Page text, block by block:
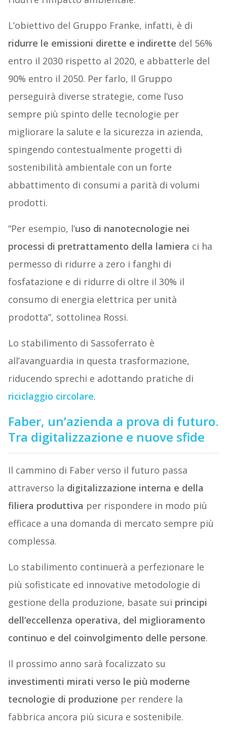
L’obiettivo del Gruppo Franke, infatti, è di
ridurre le emissioni dirette e indirette del 56%
entro il 2030 rispetto al 2020, e abbatterle del
90% entro il 2050. Per farlo, Il Gruppo
perseguirà diverse strategie, come l’uso
sempre più spinto delle tecnologie per
migliorare la salute e la sicurezza in azienda,
spingendo contestualmente progetti di
sostenibilità ambientale con un forte
abbattimento di consumi a parità di volumi
prodotti.
“Per esempio, l’uso di nanotecnologie nei
processi di pretrattamento della lamiera ci ha
permesso di ridurre a zero i fanghi di
fosfatazione e di ridurre di oltre il 30% il
consumo di energia elettrica per unità
prodotta”, sottolinea Rossi.
Lo stabilimento di Sassoferrato è
all’avanguardia in questa trasformazione,
riducendo sprechi e adottando pratiche di
riciclaggio circolare.
Faber, un’azienda a prova di futuro.
Tra digitalizzazione e nuove sfide
Il cammino di Faber verso il futuro passa
attraverso la digitalizzazione interna e della
filiera produttiva per rispondere in modo più
efficace a una domanda di mercato sempre più
complessa.
Lo stabilimento continuerà a perfezionare le
più sofisticate ed innovative metodologie di
gestione della produzione, basate sui principi
dell’eccellenza operativa, del miglioramento
continuo e del coinvolgimento delle persone.
Il prossimo anno sarà focalizzato su
investimenti mirati verso le più moderne
tecnologie di produzione per rendere la
fabbrica ancora più sicura e sostenibile.